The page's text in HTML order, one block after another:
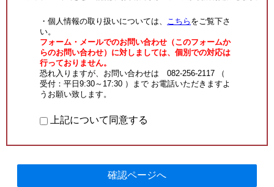
・個人情報の取り扱いについては、 こちら をご覧下さ
い。
フォーム・メールでのお問い合わせ（このフォームか
らのお問い合わせ）に対しましては、個別での対応は
行っておりません。
恐れ入りますが、お問い合わせは 082-256-2117 （
受付：平日9:30～17:30 ）まで お電話いただきますよ
うお願い致します。
上記について同意する
確認ページへ